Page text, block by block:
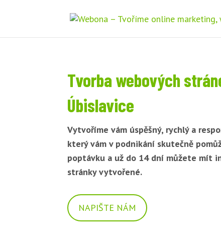
Tvorba webových
Úbislavice
Vytvoříme vám úspěšný, rychlý a
který vám v podnikání skutečně
poptávku a už do 14 dní můžete mít
stránky vytvořené.
NAPIŠTE NÁM